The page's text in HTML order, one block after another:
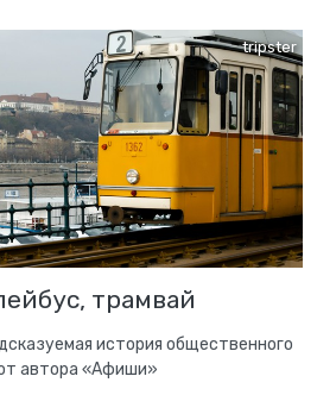
tripster
трамвай
история общественного
автора «Афиши»